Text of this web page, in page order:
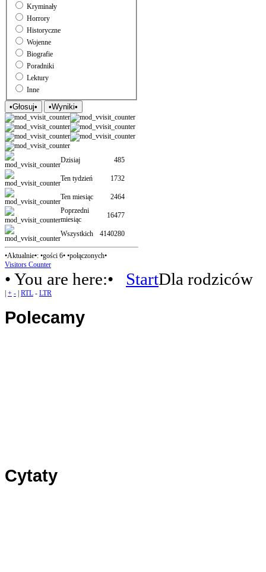
Kryminały
Horrory
Historyczne
Wojenne
Biografie
Poradniki
Lektury
Inne
Dzisiaj 485
Ten tydzień 1732
Ten miesiąc
2464
Poprzedni
miesiąc
16477
Wszystkich 4140280
•Aktualnie•: •gości 6• •połączonych•
Visitors Counter
• You are here:• StartDla rodziców
| + - | RTL - LTR
Polecamy
Cytaty